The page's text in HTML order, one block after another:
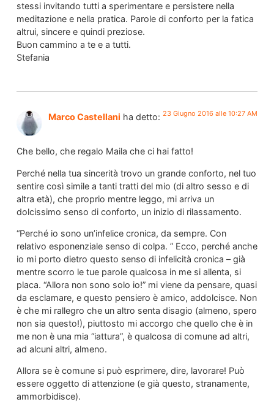
stessi invitando tutti a sperimentare e persistere nella
meditazione e nella pratica. Parole di conforto per la fatica
altrui, sincere e quindi preziose.
Buon cammino a te e a tutti.
Stefania
Marco Castellani ha detto: 23 Giugno 2016 alle 10:27 AM
Che bello, che regalo Maila che ci hai fatto!
Perché nella tua sincerità trovo un grande conforto, nel tuo
sentire così simile a tanti tratti del mio (di altro sesso e di
altra età), che proprio mentre leggo, mi arriva un
dolcissimo senso di conforto, un inizio di rilassamento.
“Perché io sono un’infelice cronica, da sempre. Con
relativo esponenziale senso di colpa. ” Ecco, perché anche
io mi porto dietro questo senso di infelicità cronica – già
mentre scorro le tue parole qualcosa in me si allenta, si
placa. “Allora non sono solo io!” mi viene da pensare, quasi
da esclamare, e questo pensiero è amico, addolcisce. Non
è che mi rallegro che un altro senta disagio (almeno, spero
non sia questo!), piuttosto mi accorgo che quello che è in
me non è una mia “iattura”, è qualcosa di comune ad altri,
ad alcuni altri, almeno.
Allora se è comune si può esprimere, dire, lavorare! Può
essere oggetto di attenzione (e già questo, stranamente,
ammorbidisce).